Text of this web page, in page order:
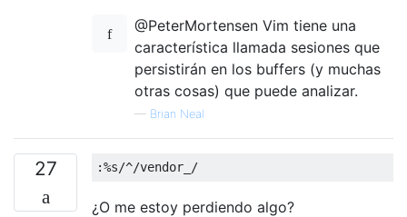
@PeterMortensen Vim tiene una
característica llamada sesiones que
persistirán en los buffers (y muchas
otras cosas) que puede analizar.
— Brian Neal
27
¿O me estoy perdiendo algo?